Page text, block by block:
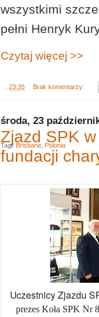
wszystkimi
pełni Henryk
Czytaj więcej >>
23:35 Brak komentarzy:
środa, 23
Zjazd SPK
fundacji
Uczestnicy Zjazdu
prezes Koła SPK Nr
Tagi: Brisbane Polonia